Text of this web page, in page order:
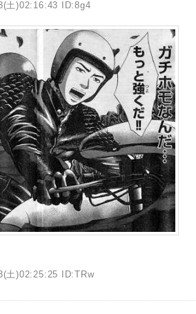
土)02:16:43 ID:8g4
土)02:25:25 ID:TRw